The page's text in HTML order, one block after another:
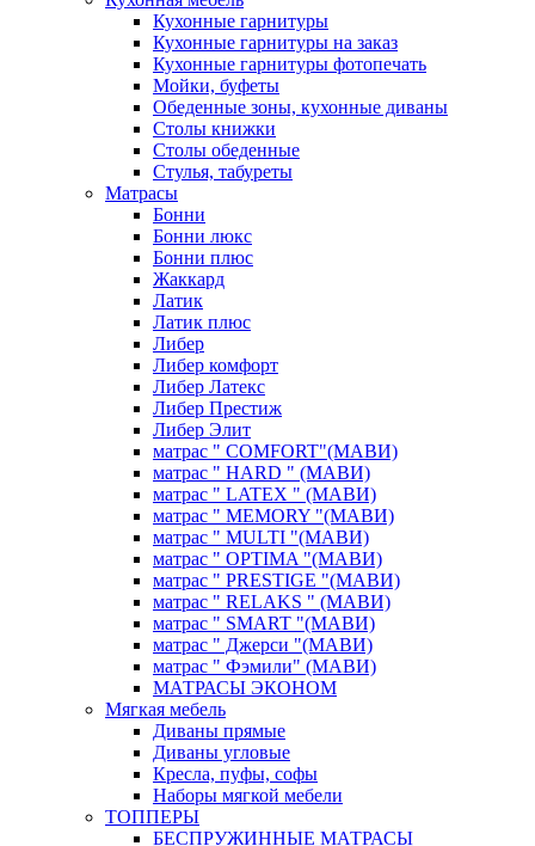
Кухонные гарнитуры
Кухонные гарнитуры на заказ
Кухонные гарнитуры фотопечать
Мойки, буфеты
Обеденные зоны, кухонные диваны
Столы книжки
Столы обеденные
Стулья, табуреты
Матрасы
Бонни
Бонни люкс
Бонни плюс
Жаккард
Латик
Латик плюс
Либер
Либер комфорт
Либер Латекс
Либер Престиж
Либер Элит
матрас " COMFORT"(МАВИ)
матрас " HARD " (МАВИ)
матрас " LATEX " (МАВИ)
матрас " MEMORY "(МАВИ)
матрас " MULTI "(МАВИ)
матрас " OPTIMA "(МАВИ)
матрас " PRESTIGE "(МАВИ)
матрас " RELAKS " (МАВИ)
матрас " SMART "(МАВИ)
матрас " Джерси "(МАВИ)
матрас " Фэмили" (МАВИ)
МАТРАСЫ ЭКОНОМ
Мягкая мебель
Диваны прямые
Диваны угловые
Кресла, пуфы, софы
Наборы мягкой мебели
ТОППЕРЫ
БЕСПРУЖИННЫЕ МАТРАСЫ